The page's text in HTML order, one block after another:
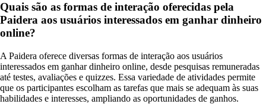
Quais são as formas de interação oferecidas pela
Paidera aos usuários interessados em ganhar dinheiro
online?
A Paidera oferece diversas formas de interação aos usuários
interessados em ganhar dinheiro online, desde pesquisas remuneradas
até testes, avaliações e quizzes. Essa variedade de atividades permite
que os participantes escolham as tarefas que mais se adequam às suas
habilidades e interesses, ampliando as oportunidades de ganhos.